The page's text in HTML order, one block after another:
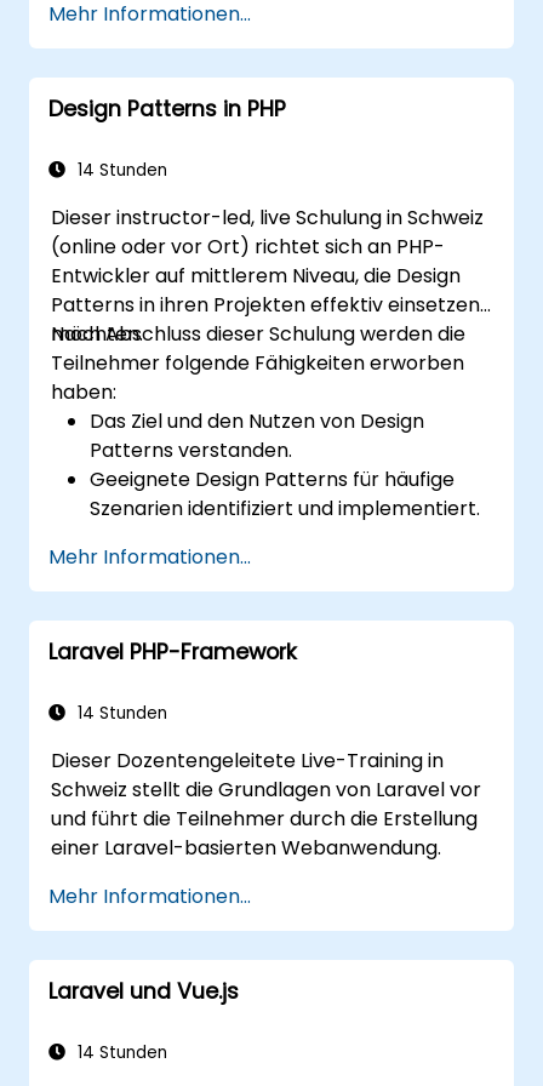
zusammengefasst. Für die letzte Kategorie
diskutierten wir Angriffe wie die Umgehung
von open_basedir, Denial-of-Service durch
magic float oder Hash-
lernen die Teilnehmer die wichtigsten
aufgelisteten Risiken abzumildern.
können, darunter Security-Scanner,
Penetrationstests und Exploit-Packs, Sniffer,
Proxy-Server, Fuzzing-Tools und statische
Quellcode-Analyse-Tools.
kennenlernen
ein praktisches Verständnis für
Kryptographie erwerben
lernen, verschiedene Sicherheitsfeatures
sich über typische Fehler bei der
vermeiden können
über aktuelle Schwachstellen des PHP-
Frameworks auf dem Laufenden sein
praktisches Wissen im Umgang mit
Sicherheitstest-Tools gewinnen
Quellen und weiterführende Literatur zu
sicheren Programmierpraktiken erhalten
Mehr Informationen...
Design Patterns in PHP
14 Stunden
Dieser instructor-led, live Schulung in Schweiz
(online oder vor Ort) richtet sich an PHP-
Entwickler auf mittlerem Niveau, die Design
Patterns in ihren Projekten effektiv einsetzen
möchten.
Nach Abschluss dieser Schulung werden die
Teilnehmer folgende Fähigkeiten erworben
haben:
Das Ziel und den Nutzen von Design
Patterns verstanden.
Geeignete Design Patterns für häufige
Szenarien identifiziert und implementiert.
branchenüblichen Best Practices
strukturiert.
Patterns in moderne Frameworks wie
Symfony oder Zend integriert.
Mehr Informationen...
Laravel PHP-Framework
14 Stunden
Dieser Dozentengeleitete Live-Training in
Schweiz stellt die Grundlagen von Laravel vor
und führt die Teilnehmer durch die Erstellung
einer Laravel-basierten Webanwendung.
Mehr Informationen...
Laravel und Vue.js
14 Stunden